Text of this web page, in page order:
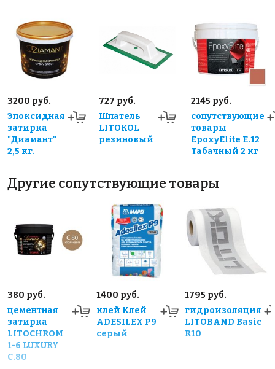
3200 руб.
Эпоксидная
затирка
"Диамант"
2,5 кг.
727 руб.
Шпатель
LITOKOL
резиновый
2145 руб.
сопутствующие
товары
EpoxyElite E.12
Табачный 2 кг
Другие сопутствующие товары
380 руб.
цементная
затирка
LITOCHROM
1-6 LUXURY
C.80
1400 руб.
клей Клей
ADESILEX P9
серый
1795 руб.
гидроизоляция
LITOBAND Basic
R10